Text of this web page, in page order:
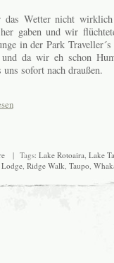
das Wetter nicht
gaben und wir
in der Park
da wir eh schon
sofort nach draußen.
| Tags: Lake Rotoaira Lake
Lodge Ridge Walk Taupo